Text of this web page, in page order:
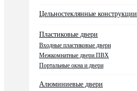
Цельностеклянные конструкции
Пластиковые двери
Входные пластиковые двери
Межкомнатные двери ПВХ
Портальные окна и двери
Алюминиевые двери